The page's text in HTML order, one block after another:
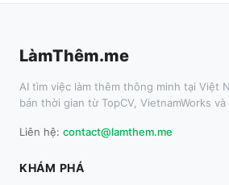
LàmThêm.me
AI tìm việc làm thêm thông minh tại Việt
bán thời gian từ TopCV, VietnamWorks
Liên hệ: contact@lamthem.me
KHÁM PHÁ